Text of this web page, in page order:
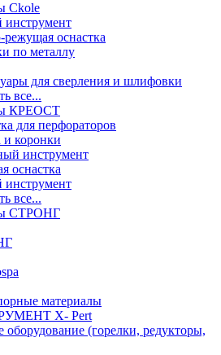
Ckole
инструмент
оснастка
по металлу
для сверления и шлифовки
все...
КРЕОСТ
для перфораторов
и коронки
инструмент
оснастка
инструмент
все...
СТРОНГ
материалы
X- Pert
оборудование (горелки, редукторы,